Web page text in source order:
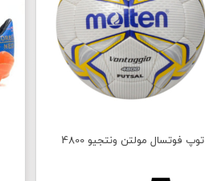
توپ فوتسال مولتن ونتجیو 4800